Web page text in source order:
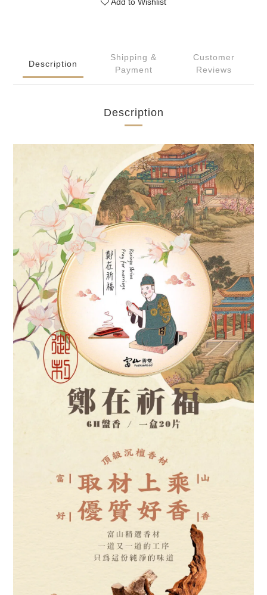
Add to Wishlist
Description
Shipping &
Payment
Customer
Reviews
Description